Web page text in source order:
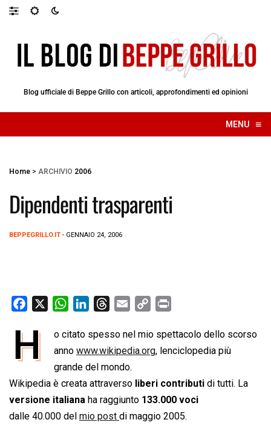
Blog ufficiale di Beppe Grillo con articoli, approfondimenti ed opinioni
MENU ≡
☰
Home > ARCHIVIO 2006
Dipendenti trasparenti
BEPPEGRILLO.IT - GENNAIO 24, 2006
e
o
o
k
W
a
t
s
A
p
p
n
k
e
d
I
n
r
e
a
d
s
a
i
l
p
y
i
n
k
i
n
H
o citato spesso nel mio spettacolo dello scorso
anno www.wikipedia.org, lenciclopedia più
grande del mondo.
Wikipedia è creata attraverso liberi contributi di tutti. La
versione italiana ha raggiunto 133.000 voci
dalle 40.000 del mio post di maggio 2005.